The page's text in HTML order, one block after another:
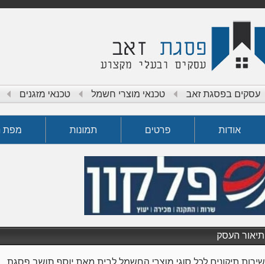
עסקים בפסגת זאב טכנאי מוצרי חשמל טכנאי מזגנים
אודות פרטים תמונות מפת
תיאור העסק
שירות תיקונים לכל סוגי מוצרי החשמל לבית מאת יוסף תושב פסגת